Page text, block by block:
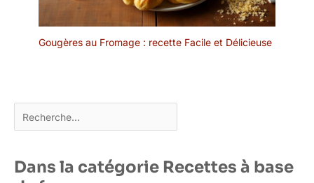
Gougères au Fromage : recette Facile et Délicieuse
Rechercher
Dans la catégorie Recettes à base